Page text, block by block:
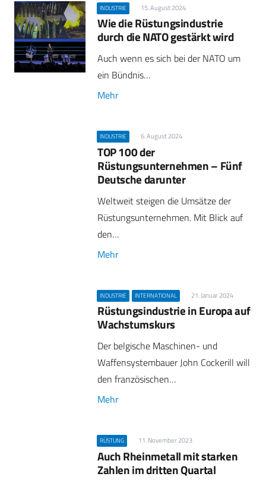
INDUSTRIE 15. August 2024
Wie die Rüstungsindustrie
durch die NATO gestärkt wird
Auch wenn es sich bei der NATO um
ein Bündnis…
Mehr
INDUSTRIE 6. August 2024
TOP 100 der
Rüstungsunternehmen – Fünf
Deutsche darunter
Weltweit steigen die Umsätze der
Rüstungsunternehmen. Mit Blick auf
den…
Mehr
INDUSTRIE INTERNATIONAL 21. Januar 2024
Rüstungsindustrie in Europa auf
Wachstumskurs
Der belgische Maschinen- und
Waffensystembauer John Cockerill will
den französischen…
Mehr
RÜSTUNG 11. November 2023
Auch Rheinmetall mit starken
Zahlen im dritten Quartal